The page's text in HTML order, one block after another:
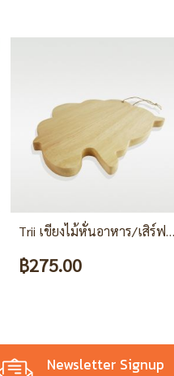
฿275.00
Newsletter Signup